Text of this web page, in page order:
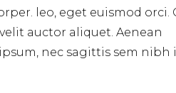
leo, eget euismod orci.
auctor aliquet. Aenean
nec sagittis sem nibh